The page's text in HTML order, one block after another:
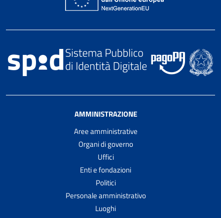
AMMINISTRAZIONE
Aree amministrative
Organi di governo
Uffici
Enti e fondazioni
Politici
Personale amministrativo
Luoghi